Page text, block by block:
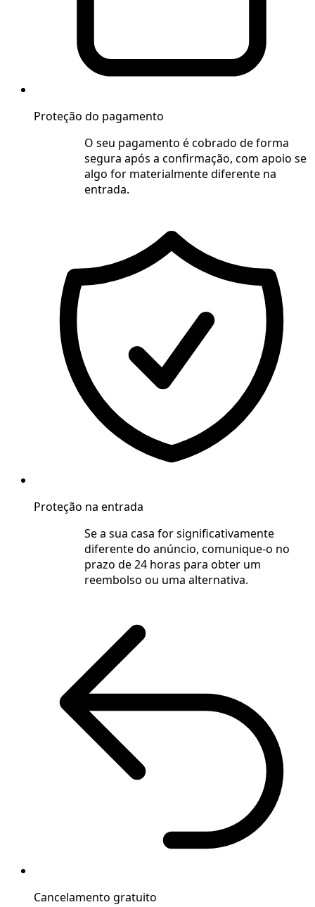
Proteção do pagamento
O seu pagamento é cobrado de forma
segura após a confirmação, com apoio se
algo for materialmente diferente na
entrada.
Proteção na entrada
Se a sua casa for significativamente
diferente do anúncio, comunique-o no
prazo de 24 horas para obter um
reembolso ou uma alternativa.
Cancelamento gratuito